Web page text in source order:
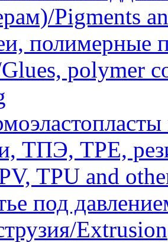
Pigments
полимерные
Glues, polymer
ТПЭ, TPE,
TPU and
под
Extrusion